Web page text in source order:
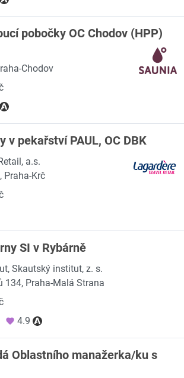
pobočky OC Chodov (HPP)
Chodov
v pekařství PAUL, OC DBK
a.s.
Praha-Krč
SI v Rybárně
Skautský institut, z. s.
134, Praha-Malá Strana
4.9
Oblastního manažerka/ku s